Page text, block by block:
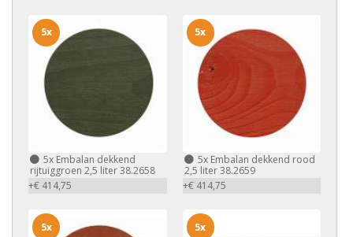
5x Embalan dekkend
rijtuiggroen 2,5 liter 38.2658
+€ 414,75
5x
5xEmbalan dekkend rood
2,5 liter 38.2659
+€ 414,75
5x
5x 5x